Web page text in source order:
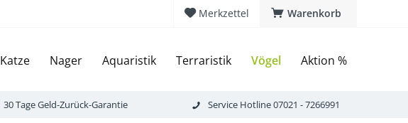
Warenkorb
Merkzettel
Katze Nager Aquaristik Terraristik Vögel Aktion %
30 Tage Geld-Zurück-Garantie Service Hotline 07021 - 7266991